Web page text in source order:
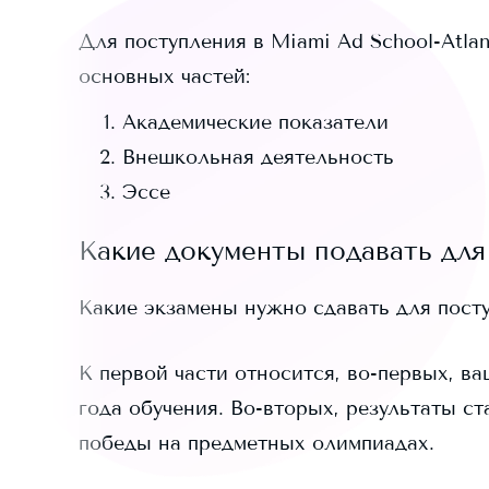
Для поступления в Miami Ad School-
основных частей:
Академические показатели
Внешкольная деятельность
Эссе
Какие документы подавать
Какие экзамены нужно сдавать для
К первой части относится, во-первых,
года обучения. Во-вторых, результаты
победы на предметных олимпиадах.